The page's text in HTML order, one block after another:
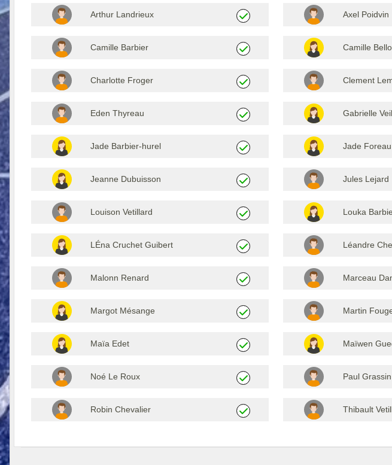
Arthur Landrieux Axel Poidvin
Camille Barbier Camille
Charlotte Froger Clement
Eden Thyreau Gabrielle
Jade Barbier-hurel Jade Foreau
Jeanne Dubuisson Jules Lejard
Louison Vetillard Louka
LÉna Cruchet Guibert Léandre
Malonn Renard Marceau
Margot Mésange Martin
Maïa Edet Maïwen
Noé Le Roux Paul Grassin
Robin Chevalier Thibault